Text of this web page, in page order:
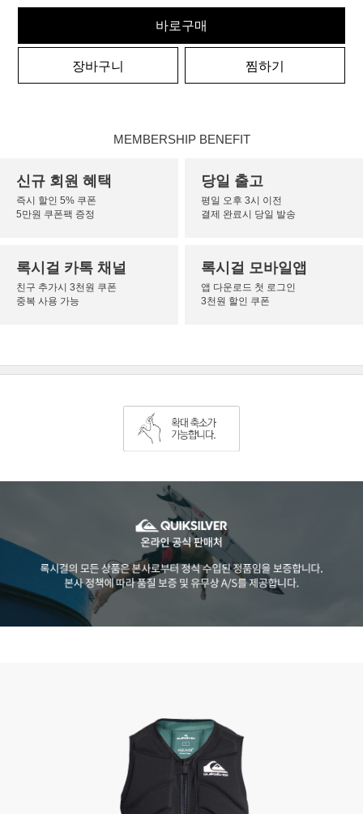
바로구매
장바구니 찜하기
MEMBERSHIP BENEFIT
신규 회원 혜택
즉시 할인 5% 쿠폰
5만원 쿠폰팩 증정
당일 출고
평일 오후 3시 이전
결제 완료시 당일 발송
록시걸 카톡 채널
친구 추가시 3천원 쿠폰
중복 사용 가능
록시걸 모바일앱
앱 다운로드 첫 로그인
3천원 할인 쿠폰